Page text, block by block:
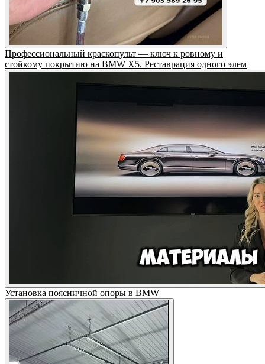
Профессиональный краскопульт — ключ к ровному и
стойкому покрытию на BMW X5. Реставрация одного элем
Установка поясничной опоры в BMW